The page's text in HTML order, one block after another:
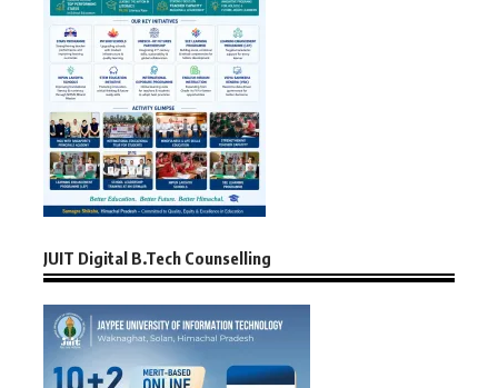
JUIT Digital B.Tech Counselling